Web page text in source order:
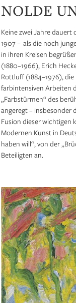
NOLDE
Keine zwei Jahre
1907 – als die noch
in ihren Kreisen
(1880–1966), Erich
Rottluff (1884–1976),
farbintensiven Arbeiten
„Farbstürmen“ des
angeregt – insbesonder
Fusion dieser wichtigen
Modernen Kunst in
haben will“, von der
Beteiligten an.